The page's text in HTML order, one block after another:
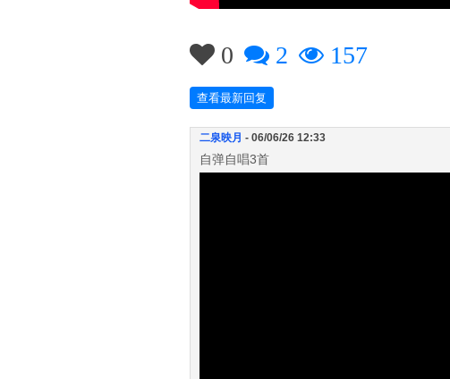
0 2 157
查看最新回复
二泉映月 - 06/06/26 12:33
自弹自唱3首